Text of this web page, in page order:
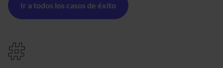
Ir a todos los casos de éxito
#